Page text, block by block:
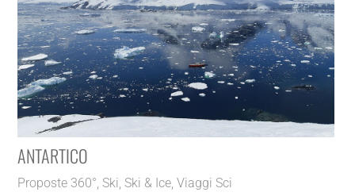
ANTARTICO
Proposte 360°,Ski,Ski & Ice,Viaggi Sci